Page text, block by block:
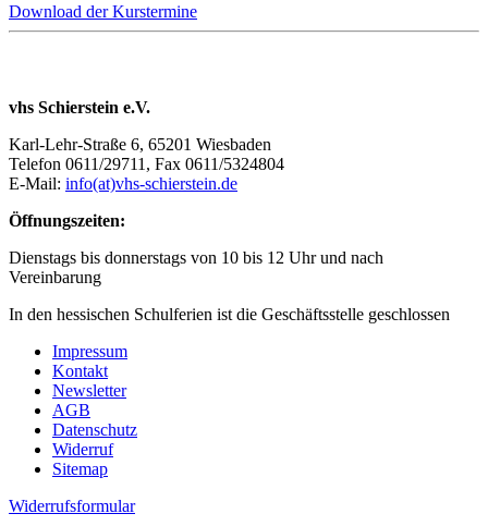
Download der Kurstermine
vhs Schierstein e.V.
Karl-Lehr-Straße 6, 65201 Wiesbaden
Telefon 0611/29711, Fax 0611/5324804
E-Mail: info(at)vhs-schierstein.de
Öffnungszeiten:
Dienstags bis donnerstags von 10 bis 12 Uhr und nach
Vereinbarung
In den hessischen Schulferien ist die Geschäftsstelle geschlossen
Impressum
Kontakt
Newsletter
AGB
Datenschutz
Widerruf
Sitemap
Widerrufsformular